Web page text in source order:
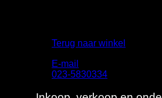
Terug naar winkel
E-mail
023-5830334